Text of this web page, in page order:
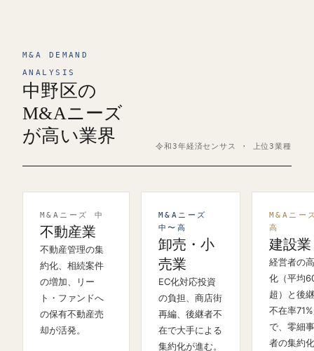
M&A DEMAND
ANALYSIS
中野区の
M&Aニーズ
が高い業界
令和3年経済センサス · 上位3業種
M&Aニーズ 中
不動産業
不動産管理の集
約化、相続案件
の増加、リー
ト・ファンドへ
の保有不動産売
却が活発。
M&Aニーズ
中〜高
卸売・小
売業
EC化対応投資
の負担、商店街
再編、後継者不
在で大手による
集約化が進む。
M&Aニー
高
建設業
経営者の
化（平均
超）と後
不在率
で、零細
者の集約